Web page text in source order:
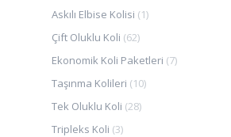
Askılı Elbise Kolisi (1)
Çift Oluklu Koli (62)
Ekonomik Koli Paketleri (7)
Taşınma Kolileri (10)
Tek Oluklu Koli (28)
Tripleks Koli (3)